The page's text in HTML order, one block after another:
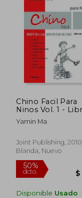
40%
dcto.
Chino Facil Para
Ninos Vol. 1 -
Ejercicios
Yamin Ma
Joint Publishing,
Blanda, Nuevo
Disponible Usado